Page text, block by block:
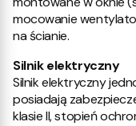
mocowanie
na ścianie.
Silnik elektryczny
Silnik elektryczny
posiadają
klasie II, stopień